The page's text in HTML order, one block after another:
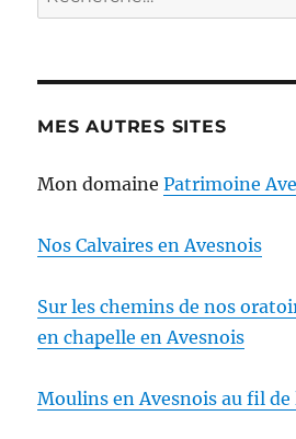
pour :
MES AUTRES SITES
Mon domainePatrimoine
Nos Calvaires en Avesnois
Sur les chemins de nos
en chapelle en Avesnois
Moulins en Avesnois au fil de